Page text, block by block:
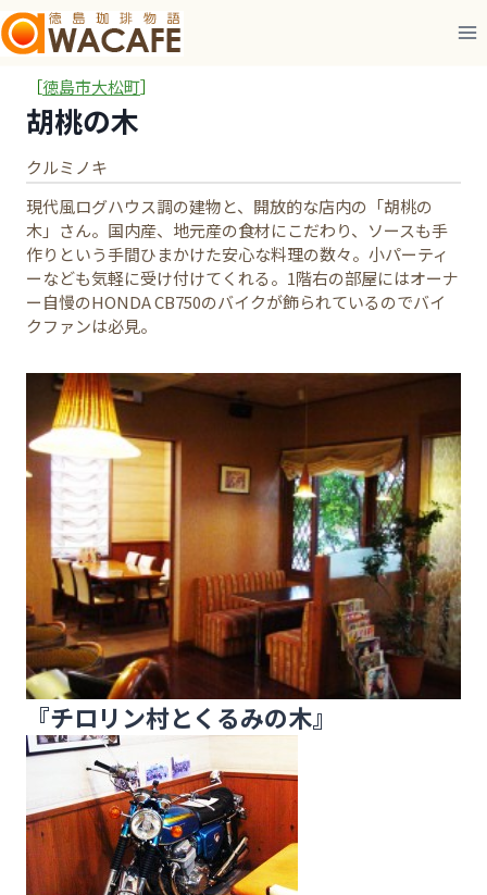
内
容
を
［徳島市大松町］
胡桃の木
クルミノキ
現代風ログハウス調の建物と、開放的な店内の「胡桃の
木」さん。国内産、地元産の食材にこだわり、ソースも手
作りという手間ひまかけた安心な料理の数々。小パーティ
ーなども気軽に受け付けてくれる。1階右の部屋にはオーナ
ー自慢のHONDA CB750のバイクが飾られているのでバイ
クファンは必見。
『チロリン村とくるみの木』